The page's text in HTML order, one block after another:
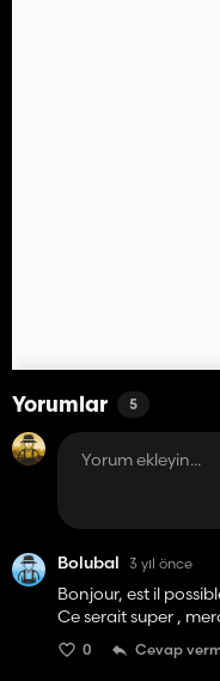
Yorumlar 5
Bolubal 3 yıl önce
Bonjour, est il
Ce serait super ,
0 Cevap